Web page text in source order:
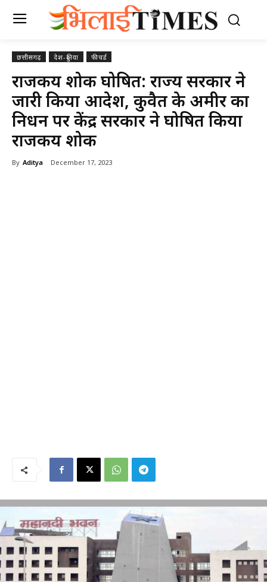
छत्तीसगढ़ देश-दुनिया फीचर्ड
राजकीय शोक घोषित: राज्य सरकार ने
जारी किया आदेश, कुवैत के अमीर का
निधन पर केंद्र सरकार ने घोषित किया
राजकीय शोक
By Aditya December 17, 2023